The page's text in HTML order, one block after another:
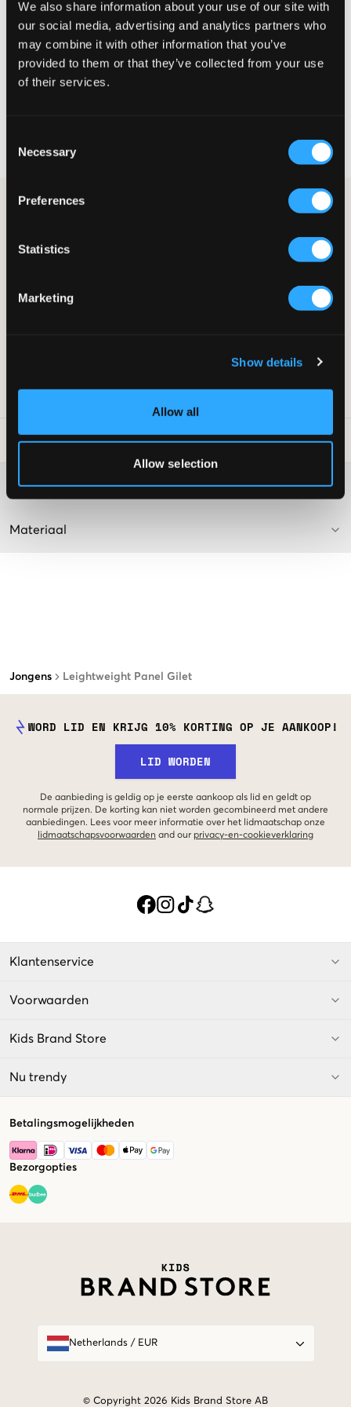
We also share information about your use of our site with
our social media, advertising and analytics partners who
may combine it with other information that you’ve
provided to them or that they’ve collected from your use
of their services.
Selection
Necessary
Preferences
Statistics
Marketing
Show details
Allow all
Allow selection
Jongens Leightweight Panel Gilet
Te klein Perfect Te groot
MAATTABEL
KIES EEN MAAT
Recht op herroeping binnen 60 dagen
Vest van Lyle & Scott in een olijfgroene tint. Het vest is licht
binnenzakken. Het logo van het merk zit op een patch en is op
de borst geplaatst. Draag het zoals het is of onder een jas
Rits
SKU
Laundry Advice:
Washing advice
Materiaal
WORD LID EN KRIJG 10% KORTING OP JE AANKOOP!
LID WORDEN
De aanbieding is geldig op je eerste aankoop als lid en geldt op
normale prijzen. De korting kan niet worden gecombineerd met andere
aanbiedingen. Lees voor meer informatie over het lidmaatschap onze
lidmaatschapsvoorwaarden and our privacy-en-cookieverklaring
Klantenservice
Voorwaarden
Kids Brand Store
Nu trendy
Betalingsmogelijkheden
Bezorgopties
Netherlands/ EUR
© Copyright 2026 Kids Brand Store AB